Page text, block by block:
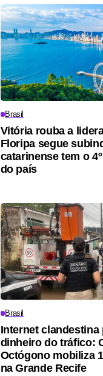
Brasil
Vitória rouba a
Floripa segue
catarinense tem o
do país
Brasil
Internet clandestina
dinheiro do tráfico:
Octógono mobiliza
na Grande Recife